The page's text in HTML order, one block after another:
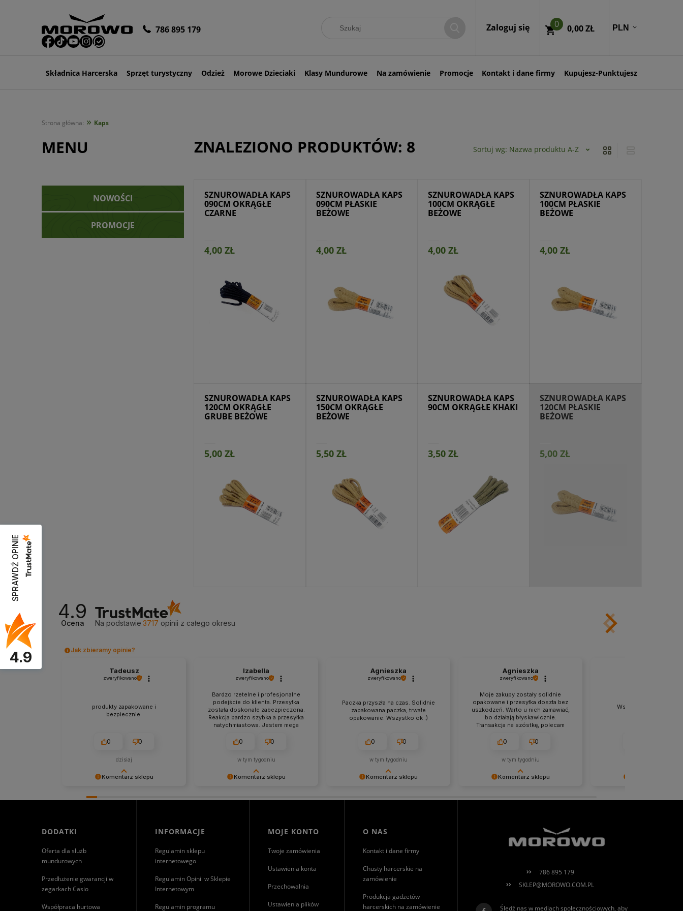
786 895 179 Zaloguj się 0 0,00 ZŁ
Składnica Harcerska Sprzęt turystyczny Odzież Morowe Dzieciaki Klasy Mundurowe Na zamówienie Promocje Kontakt i dane firmy Kupujesz-Punktujesz
Strona główna: » Kaps
MENU
NOWOŚCI
PROMOCJE
ZNALEZIONO PRODUKTÓW: 8 Sortuj wg: Nazwa produktu A-Z
SZNUROWADŁA KAPS
090CM OKRĄGŁE
CZARNE
4,00 ZŁ
SZNUROWADŁA KAPS
090CM PŁASKIE
BEŻOWE
4,00 ZŁ
SZNUROWADŁA KAPS
100CM OKRĄGŁE
BEŻOWE
4,00 ZŁ
SZNUROWADŁA KAPS
100CM PŁASKIE
BEŻOWE
4,00 ZŁ
SZNUROWADŁA KAPS
120CM OKRĄGŁE
GRUBE BEŻOWE
5,00 ZŁ
SZNUROWADŁA KAPS
150CM OKRĄGŁE
BEŻOWE
5,50 ZŁ
SZNUROWADŁA KAPS
90CM OKRĄGŁE KHAKI
3,50 ZŁ
SZNUROWADŁA KAPS
120CM PŁASKIE
BEŻOWE
5,00 ZŁ
4.9
Ocena Na podstawie 3717 opinii z całego okresu
Jak zbieramy opinie?
Komentarz sklepu
Mamy szczerą nadzieję, że
na dłużej. Z serdecznymi
Tadeusz
zweryfikowano
produkty zapakowane i
bezpiecznie.
0 0
dzisiaj
Komentarz sklepu
obsługa trafiła w Twoje gusta. Mamy
Izabella
zweryfikowano
Bardzo rzetelne i profesjonalne
podejście do klienta. Przesyłka
została doskonale zabezpieczona.
Reakcja bardzo szybka a przesyłka
natychmiastowa. Jestem mega
sklepie.
0 0
w tym tygodniu
Komentarz sklepu
Cieszymy się, że zakup przeszedł
świetnym klientom. Dziękujemy raz
Agnieszka
zweryfikowano
Paczka przyszła na czas. Solidnie
zapakowana paczka, trwałe
opakowanie. Wszystko ok :)
0 0
w tym tygodniu
Komentarz sklepu
ciepło oceniłeś naszą pracę. Mamy
pozdrawiamy, Morowo Team
Agnieszka
zweryfikowano
Moje zakupy zostały solidnie
opakowane i przesyłka doszła bez
uszkodzeń. Warto u nich zamawiać,
bo działają błyskawicznie.
Transakcja na szóstkę, polecam
0 0
w tym tygodniu
obsługa trafiła w Twoje
Wszystko gładko
DODATKI
Oferta dla służb
mundurowych
Przedłużenie gwarancji w
zegarkach Casio
Współpraca hurtowa
INFORMACJE
Regulamin sklepu
internetowego
Regulamin Opinii w Sklepie
Internetowym
Regulamin programu
MOJE KONTO
Twoje zamówienia
Ustawienia konta
Przechowalnia
Ustawienia plików
O NAS
Kontakt i dane firmy
Chusty harcerskie na
zamówienie
Produkcja gadżetów
harcerskich na zamówienie
786 895 179
SKLEP@MOROWO.COM.PL
Śledź nas w mediach społecznościowych, aby
SPRAWDŹ OPINIE
4.9